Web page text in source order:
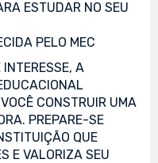
ESTUDAR NO SEU
PELO MEC
A
CONSTRUIR UMA
PREPARE-SE
QUE
E VALORIZA SEU